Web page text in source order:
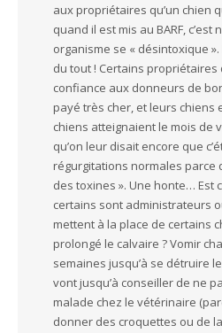
aux propriétaires qu’un chien
quand il est mis au BARF,
organisme se « désintoxique ».
du tout ! Certains
confiance aux donneurs de
payé très cher, et leurs chiens
chiens atteignaient le mois de
qu’on leur disait encore que
régurgitations normales parce
des toxines ». Une honte… Est
certains sont administrateurs
mettent à la place de certains
prolongé le calvaire ? Vomir
semaines jusqu’à se détruire
vont jusqu’à conseiller de ne
malade chez le vétérinaire
donner des croquettes ou de